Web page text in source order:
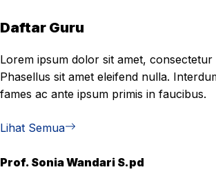
Daftar Guru
Lorem ipsum dolor sit amet, consectetur
Phasellus sit amet eleifend nulla.
fames ac ante ipsum primis in faucibus.
Lihat Semua
Prof. Sonia Wandari S.pd